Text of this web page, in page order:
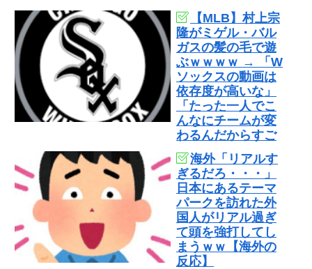
【MLB】村上宗
隆がミゲル・バル
ガスの髪の毛で遊
ぶｗｗｗｗ → 「W
ソックスの動画は
依存度が高いな」
「たった一人でこ
んなにチームが変
わるんだからすご
いわ」
海外「リアルす
ぎるだろ・・・」
日本にあるテーマ
パークを訪れた外
国人がリアル過ぎ
て頭を強打してし
まうｗｗ【海外の
反応】